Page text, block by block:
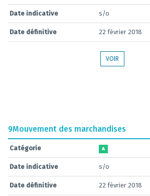
Date indicative s/o
Date définitive 22 février 2018
VOIR
9Mouvement des marchandises
Catégorie A
Date indicative s/o
Date définitive 22 février 2018